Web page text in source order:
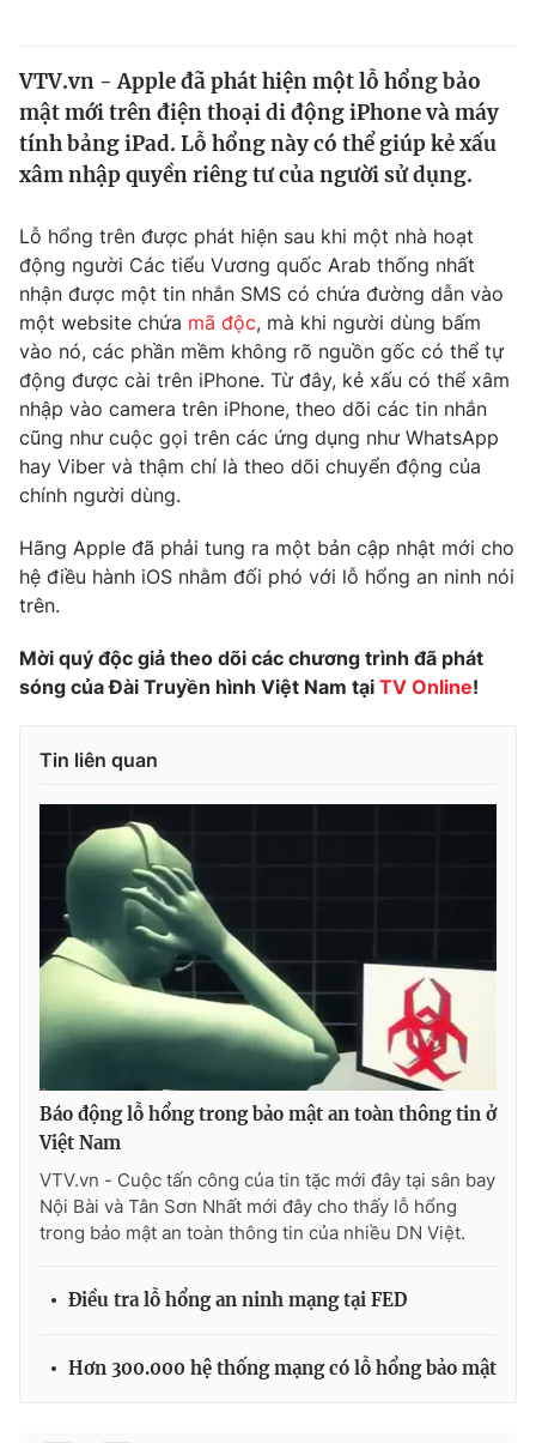
Thế giới
Tin tức
Câu chuyện quốc tế
Kinh tế
Tài chính
Thị trường
Góc doanh nghiệp
Dữ liệu và đời sống
Truyền hình
Phim VTV
Hậu trường
Nhân vật
Giải sao mai
Giải trí
Điện ảnh
Âm nhạc
Sao
Đời sống
Làm đẹp
Chất lượng cuộc sống
Giáo dục
Tuyển sinh
Công nghệ
Hitech Công nghệ tương lai
Sản phẩm
Thị trường
Giao lưu trực tuyến
Chuyên mục khác
Emagazine
Photo
Video Shorts video
VTV Money VTV Thể thao
VTV Sức khoẻ
Thị trường 24h Tấm lòng Việt
VTV4 Vươn mình bằng AI
VTV9 VTV8
VTV.vn - Apple đã phát hiện một lỗ hổng bảo
mật mới trên điện thoại di động iPhone và máy
tính bảng iPad. Lỗ hổng này có thể giúp kẻ xấu
xâm nhập quyền riêng tư của người sử dụng.
Lỗ hổng trên được phát hiện sau khi một nhà hoạt
động người Các tiểu Vương quốc Arab thống nhất
nhận được một tin nhắn SMS có chứa đường dẫn vào
một website chứa mã độc, mà khi người dùng bấm
vào nó, các phần mềm không rõ nguồn gốc có thể tự
động được cài trên iPhone. Từ đây, kẻ xấu có thể xâm
nhập vào camera trên iPhone, theo dõi các tin nhắn
cũng như cuộc gọi trên các ứng dụng như WhatsApp
hay Viber và thậm chí là theo dõi chuyển động của
chính người dùng.
Hãng Apple đã phải tung ra một bản cập nhật mới cho
hệ điều hành iOS nhằm đối phó với lỗ hổng an ninh nói
trên.
Mời quý độc giả theo dõi các chương trình đã phát
sóng của Đài Truyền hình Việt Nam tại TV Online!
Tin liên quan
Báo động lỗ hổng trong bảo mật an toàn thông tin ở
Việt Nam
VTV.vn - Cuộc tấn công của tin tặc mới đây tại sân bay
Nội Bài và Tân Sơn Nhất mới đây cho thấy lỗ hổng
trong bảo mật an toàn thông tin của nhiều DN Việt.
Điều tra lỗ hổng an ninh mạng tại FED
Hơn 300.000 hệ thống mạng có lỗ hổng bảo mật